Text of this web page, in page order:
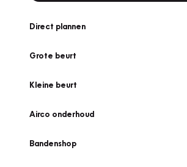
Direct plannen
Grote beurt
Kleine beurt
Airco onderhoud
Bandenshop